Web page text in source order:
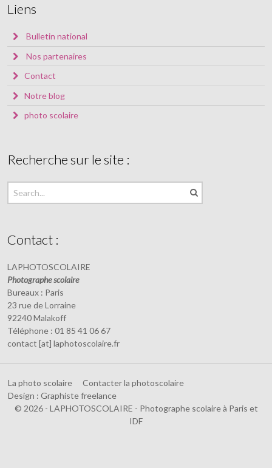
Liens
Bulletin national
Nos partenaires
Contact
Notre blog
photo scolaire
Recherche sur le site :
Contact :
LAPHOTOSCOLAIRE
Photographe scolaire
Bureaux : Paris
23 rue de Lorraine
92240 Malakoff
Téléphone : 01 85 41 06 67
contact [at] laphotoscolaire.fr
La photo scolaire
Contacter la photoscolaire
Design : Graphiste freelance
© 2026 - LAPHOTOSCOLAIRE - Photographe scolaire à Paris et
IDF